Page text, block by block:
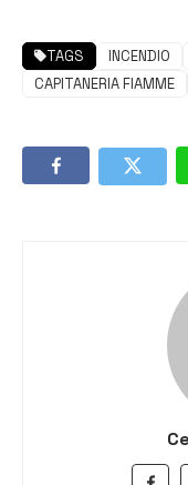
TAGS INCENDIO
CAPITANERIA FIAMME